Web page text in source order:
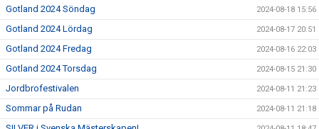
Gotland 2024 Söndag 2024-08-18 15:56
Gotland 2024 Lördag 2024-08-17 20:51
Gotland 2024 Fredag 2024-08-16 22:03
Gotland 2024 Torsdag 2024-08-15 21:30
Jordbrofestivalen 2024-08-11 21:23
Sommar på Rudan 2024-08-11 21:18